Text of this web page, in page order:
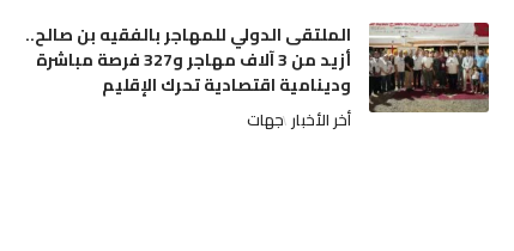
الملتقى الدولي للمهاجر بالفقيه بن صالح..
أزيد من 3 آلاف مهاجر و327 فرصة مباشرة
ودينامية اقتصادية تحرك الإقليم
أخر الأخبار جهات